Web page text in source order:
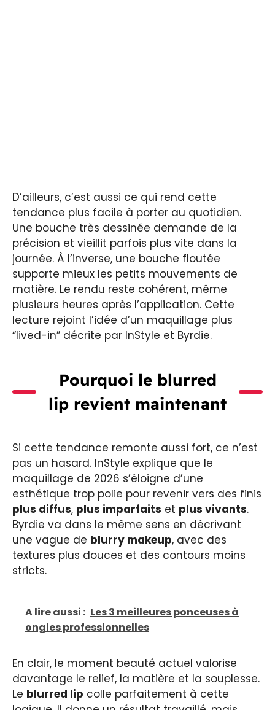
D’ailleurs, c’est aussi ce qui rend cette
tendance plus facile à porter au quotidien.
Une bouche très dessinée demande de la
précision et vieillit parfois plus vite dans la
journée. À l’inverse, une bouche floutée
supporte mieux les petits mouvements de
matière. Le rendu reste cohérent, même
plusieurs heures après l’application. Cette
lecture rejoint l’idée d’un maquillage plus
“lived-in” décrite par InStyle et Byrdie.
Pourquoi le blurred
lip revient maintenant
Si cette tendance remonte aussi fort, ce n’est
pas un hasard. InStyle explique que le
maquillage de 2026 s’éloigne d’une
esthétique trop polie pour revenir vers des finis
plus diffus, plus imparfaits et plus vivants.
Byrdie va dans le même sens en décrivant
une vague de blurry makeup, avec des
textures plus douces et des contours moins
stricts.
A lire aussi : Les 3 meilleures ponceuses à
ongles professionnelles
En clair, le moment beauté actuel valorise
davantage le relief, la matière et la souplesse.
Le blurred lip colle parfaitement à cette